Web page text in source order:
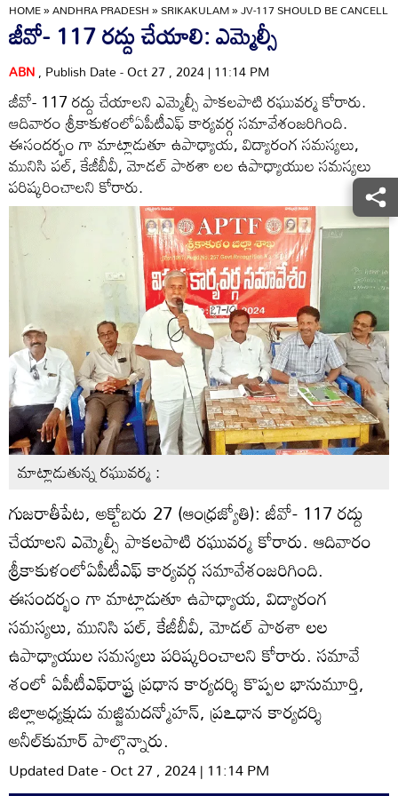
HOME»ANDHRA PRADESH»SRIKAKULAM»JV-117 SHOULD BE
జీవో- 117 రద్దు చేయాలి: ఎమ్మెల్సీ
ABN, Publish Date - Oct 27 , 2024 | 11:14 PM
జీవో- 117 రద్దు చేయాలని ఎమ్మెల్సీ పాకలపాటి రఘువర్మ కోరారు.
ఆదివారం శ్రీకాకుళంలోఏపీటీఎఫ్‌ కార్యవర్గ సమావేశంజరిగింది.
ఈసందర్భం గా మాట్లాడుతూ ఉపాధ్యాయ, విద్యారంగ సమస్యలు,
మునిసి పల్‌, కేజీబీవీ, మోడల్‌ పాఠశా లల ఉపాధ్యాయుల సమస్యలు
పరిష్కరించాలని కోరారు.
మాట్లాడుతున్న రఘువర్మ :
గుజరాతీపేట, అక్టోబరు 27 (ఆంధ్రజ్యోతి): జీవో- 117 రద్దు
చేయాలని ఎమ్మెల్సీ పాకలపాటి రఘువర్మ కోరారు. ఆదివారం
శ్రీకాకుళంలోఏపీటీఎఫ్‌ కార్యవర్గ సమావేశంజరిగింది.
ఈసందర్భం గా మాట్లాడుతూ ఉపాధ్యాయ, విద్యారంగ
సమస్యలు, మునిసి పల్‌, కేజీబీవీ, మోడల్‌ పాఠశా లల
ఉపాధ్యాయుల సమస్యలు పరిష్కరించాలని కోరారు. సమావే
శంలో ఏపీటీఎఫ్‌రాష్ట్ర ప్రధాన కార్యదర్శి కొప్పల భానుమూర్తి,
జిల్లాఅధ్యక్షుడు మజ్జిమదన్మోహన్‌, ప్రఽధాన కార్యదర్శి
అనీల్‌కుమార్‌ పాల్గొన్నారు.
Updated Date - Oct 27 , 2024 | 11:14 PM